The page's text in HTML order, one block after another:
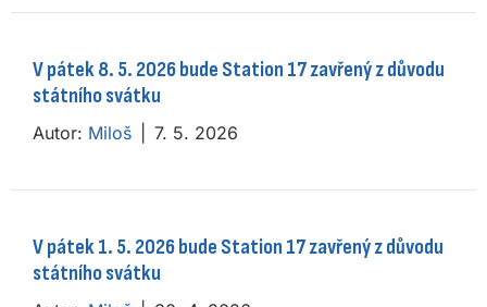
V pátek 8. 5. 2026 bude Station 17 zavřený z důvodu
státního svátku
Autor: Miloš 7. 5. 2026
V pátek 1. 5. 2026 bude Station 17 zavřený z důvodu
státního svátku